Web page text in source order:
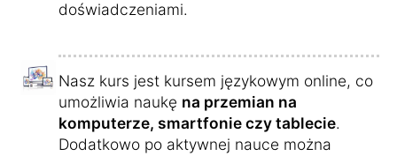
doświadczeniami.
Nasz kurs jest kursem językowym online, co
umożliwia naukę na przemian na
komputerze, smartfonie czy tablecie.
Dodatkowo po aktywnej nauce można